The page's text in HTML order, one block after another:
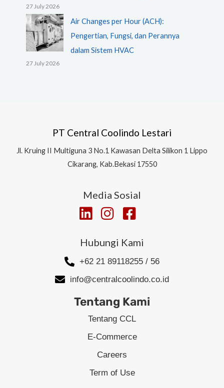
27 July 2026
Air Changes per Hour (ACH):
Pengertian, Fungsi, dan Perannya
dalam Sistem HVAC
27 July 2026
PT Central Coolindo Lestari
Jl. Kruing II Multiguna 3 No.1 Kawasan Delta Silikon 1 Lippo
Cikarang, Kab.Bekasi 17550
Media Sosial
Hubungi Kami
+62 21 89118255 / 56
info@centralcoolindo.co.id
Tentang Kami
Tentang CCL
E-Commerce
Careers
Term of Use